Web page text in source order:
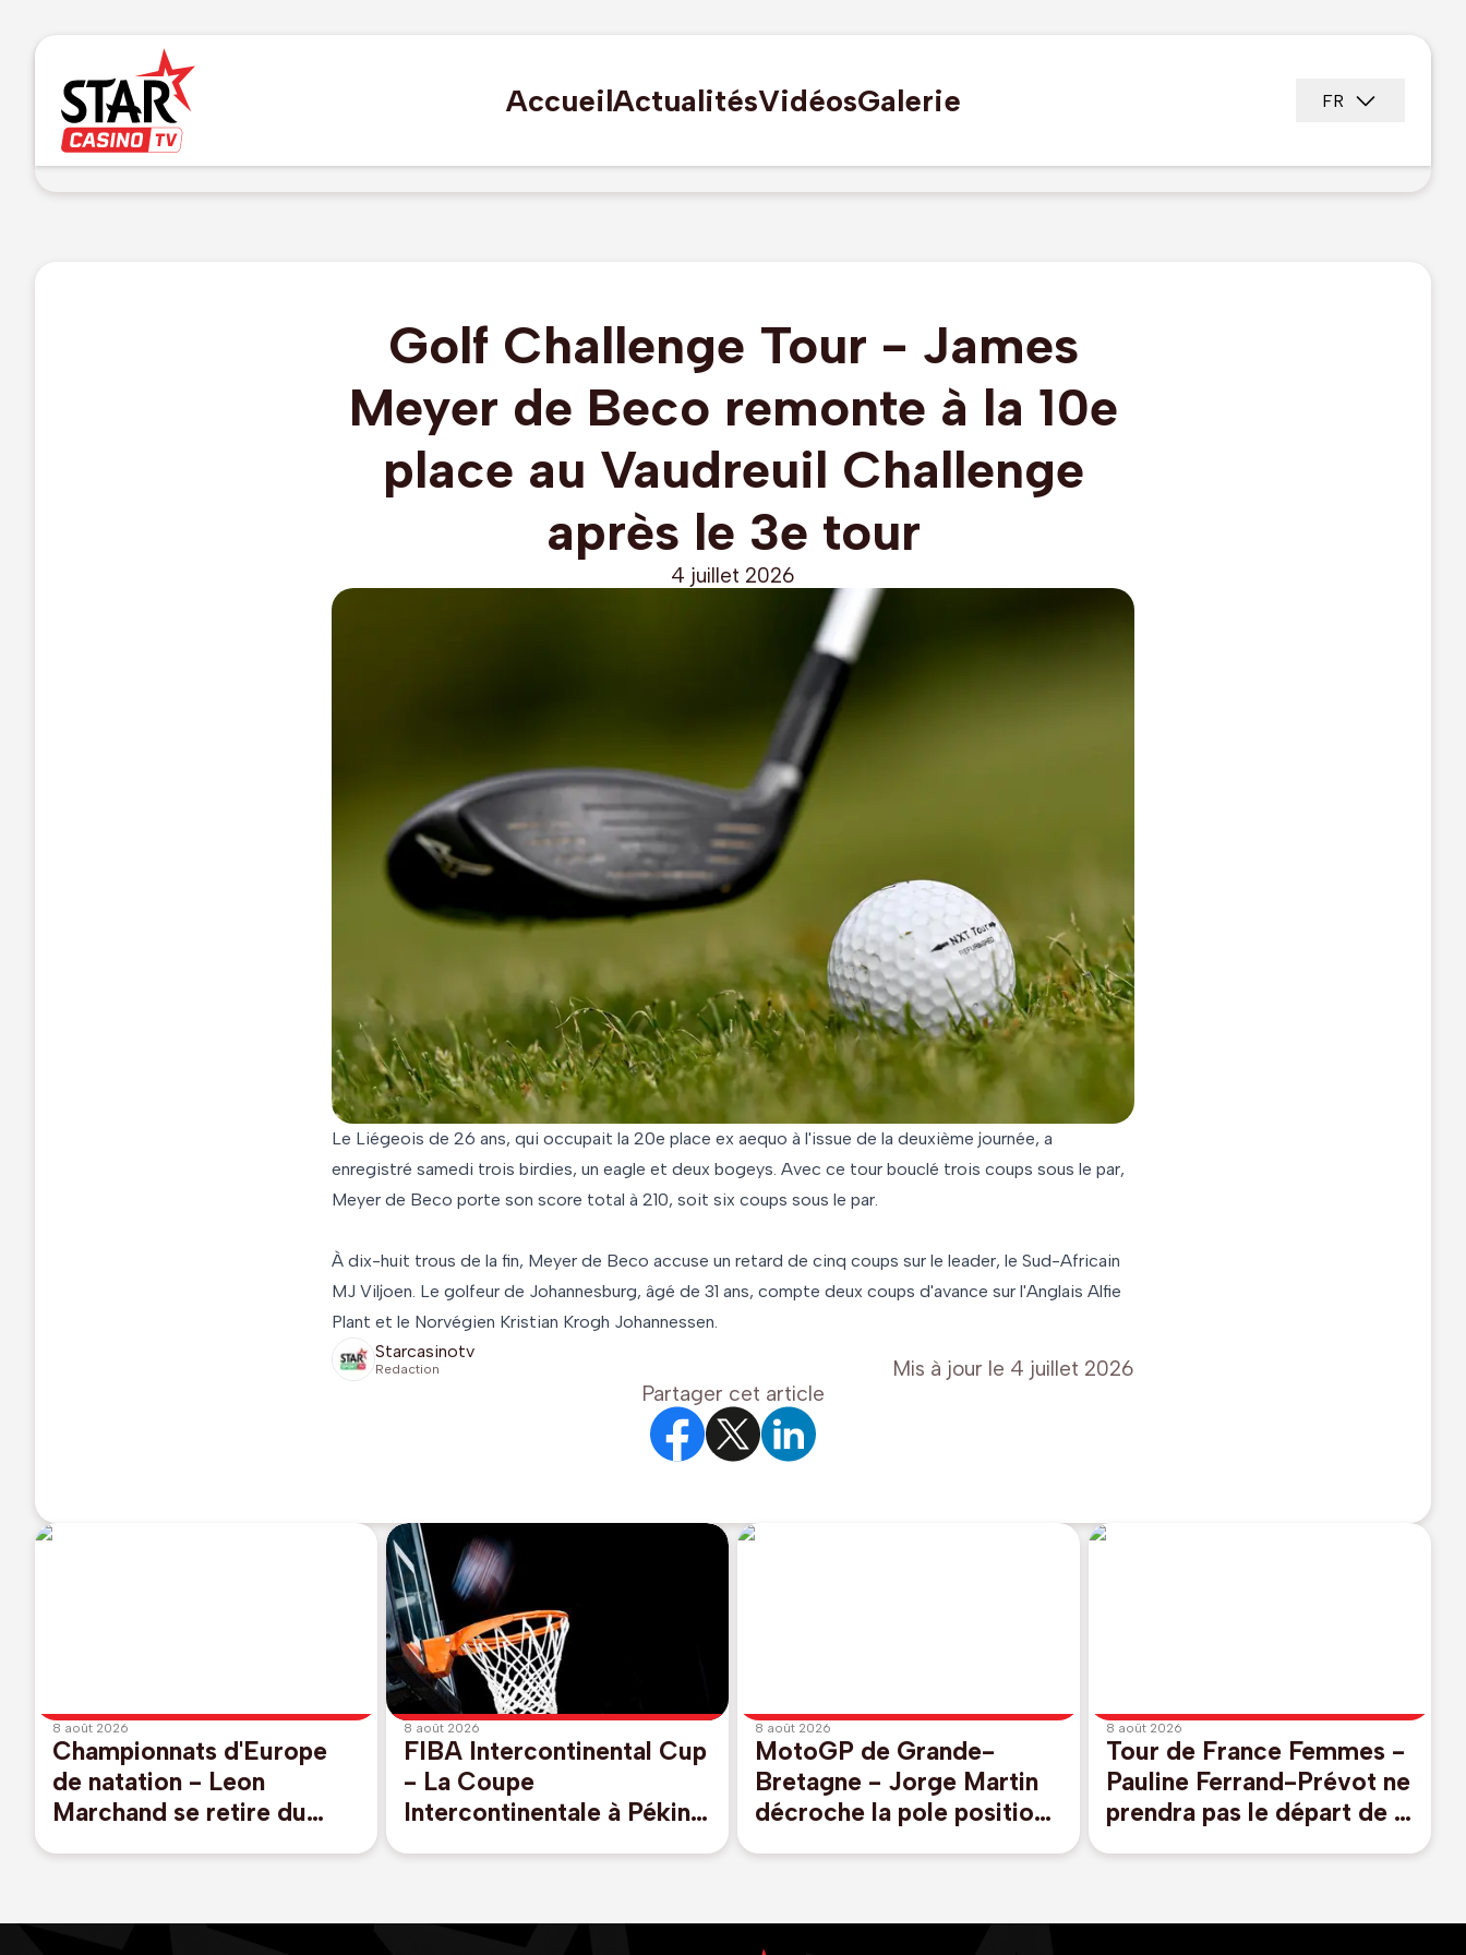
AccueilActualitésVidéosGalerie FR
Golf Challenge Tour - James
Meyer de Beco remonte à la 10e
place au Vaudreuil Challenge
après le 3e tour
4 juillet 2026
Le Liégeois de 26 ans, qui occupait la 20e place ex aequo à l'issue de la deuxième journée, a
enregistré samedi trois birdies, un eagle et deux bogeys. Avec ce tour bouclé trois coups sous le par,
Meyer de Beco porte son score total à 210, soit six coups sous le par.
À dix-huit trous de la fin, Meyer de Beco accuse un retard de cinq coups sur le leader, le Sud-Africain
MJ Viljoen. Le golfeur de Johannesburg, âgé de 31 ans, compte deux coups d'avance sur l'Anglais Alfie
Plant et le Norvégien Kristian Krogh Johannessen.
Starcasinotv
Redaction Mis à jour le 4 juillet 2026
Partager cet article
8 août 2026
Championnats d'Europe
de natation - Leon
Marchand se retire du
8 août 2026
FIBA Intercontinental Cup
- La Coupe
Intercontinentale à Pékin
8 août 2026
MotoGP de Grande-
Bretagne - Jorge Martin
décroche la pole position
8 août 2026
Tour de France Femmes -
Pauline Ferrand-Prévot ne
prendra pas le départ de la